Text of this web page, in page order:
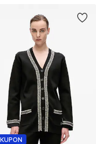
KUPON